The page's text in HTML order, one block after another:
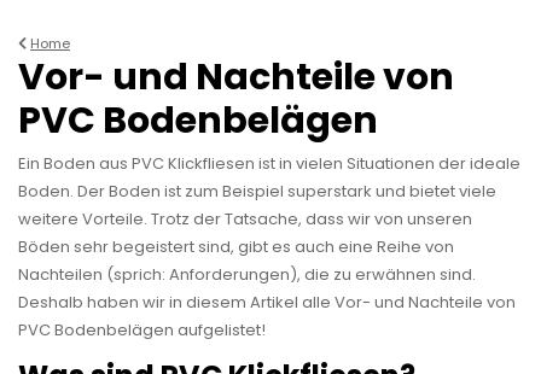
Home
Vor- und Nachteile von
PVC Bodenbelägen
Ein Boden aus PVC Klickfliesen ist in vielen Situationen der ideale
Boden. Der Boden ist zum Beispiel superstark und bietet viele
weitere Vorteile. Trotz der Tatsache, dass wir von unseren
Böden sehr begeistert sind, gibt es auch eine Reihe von
Nachteilen (sprich: Anforderungen), die zu erwähnen sind.
Deshalb haben wir in diesem Artikel alle Vor- und Nachteile von
PVC Bodenbelägen aufgelistet!